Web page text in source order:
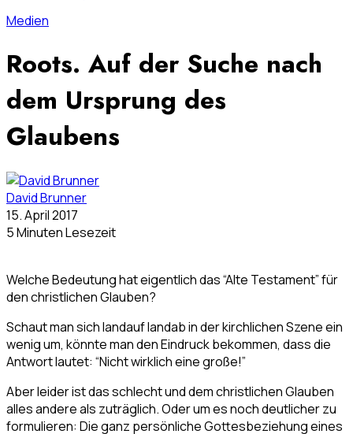
Medien
Roots. Auf der Suche nach
dem Ursprung des
Glaubens
David Brunner
15. April 2017
5 Minuten Lesezeit
Welche Bedeutung hat eigentlich das “Alte Testament” für
den christlichen Glauben?
Schaut man sich landauf landab in der kirchlichen Szene ein
wenig um, könnte man den Eindruck bekommen, dass die
Antwort lautet: “Nicht wirklich eine große!”
Aber leider ist das schlecht und dem christlichen Glauben
alles andere als zuträglich. Oder um es noch deutlicher zu
formulieren: Die ganz persönliche Gottesbeziehung eines